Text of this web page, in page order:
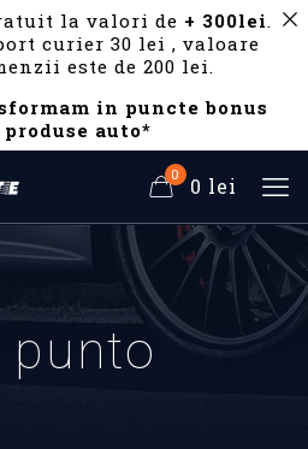
la valori de + 300lei.
curier 30 lei , valoare
este de 200 lei.
in puncte bonus
auto*
0 0 lei